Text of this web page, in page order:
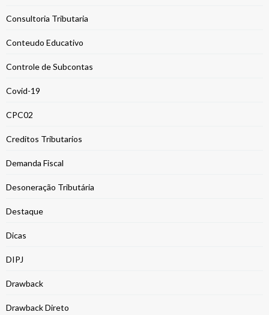
Consultoria Tributaria
Conteudo Educativo
Controle de Subcontas
Covid-19
CPC02
Creditos Tributarios
Demanda Fiscal
Desoneração Tributária
Destaque
Dicas
DIPJ
Drawback
Drawback Direto